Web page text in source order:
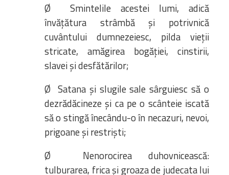
Ø Smintelile acestei lumi, adică
învățătura strâmbă și potrivnică
cuvântului dumnezeiesc, pilda vieții
stricate, amăgirea bogăției, cinstirii,
slavei și desfătărilor;
Ø Satana și slugile sale sârguiesc să o
dezrădăcineze și ca pe o scânteie iscată
să o stingă înecându-o în necazuri, nevoi,
prigoane și restriști;
Ø Nenorocirea duhovnicească:
tulburarea, frica și groaza de judecata lui